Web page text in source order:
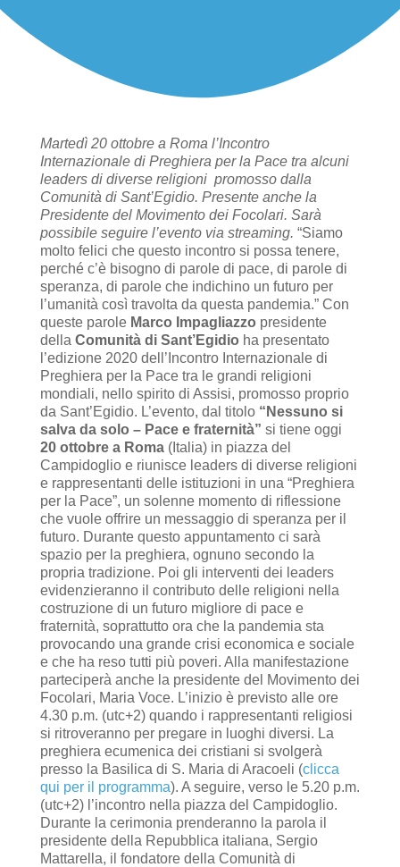
Martedì 20 ottobre a Roma l’Incontro
Internazionale di Preghiera per la Pace tra alcuni
leaders di diverse religioni promosso dalla
Comunità di Sant’Egidio. Presente anche la
Presidente del Movimento dei Focolari. Sarà
possibile seguire l’evento via streaming. “Siamo
molto felici che questo incontro si possa tenere,
perché c’è bisogno di parole di pace, di parole di
speranza, di parole che indichino un futuro per
l’umanità così travolta da questa pandemia.” Con
queste parole Marco Impagliazzo presidente
della Comunità di Sant’Egidio ha presentato
l’edizione 2020 dell’Incontro Internazionale di
Preghiera per la Pace tra le grandi religioni
mondiali, nello spirito di Assisi, promosso proprio
da Sant’Egidio. L’evento, dal titolo “Nessuno si
salva da solo – Pace e fraternità” si tiene oggi
20 ottobre a Roma(Italia) in piazza del
Campidoglio e riunisce leaders di diverse religioni
e rappresentanti delle istituzioni in una “Preghiera
per la Pace”, un solenne momento di riflessione
che vuole offrire un messaggio di speranza per il
futuro. Durante questo appuntamento ci sarà
spazio per la preghiera, ognuno secondo la
propria tradizione. Poi gli interventi dei leaders
evidenzieranno il contributo delle religioni nella
costruzione di un futuro migliore di pace e
fraternità, soprattutto ora che la pandemia sta
provocando una grande crisi economica e sociale
e che ha reso tutti più poveri. Alla manifestazione
parteciperà anche la presidente del Movimento dei
Focolari, Maria Voce. L’inizio è previsto alle ore
4.30 p.m. (utc+2) quando i rappresentanti religiosi
si ritroveranno per pregare in luoghi diversi. La
preghiera ecumenica dei cristiani si svolgerà
presso la Basilica di S. Maria di Aracoeli (clicca
qui per il programma). A seguire, verso le 5.20 p.m.
(utc+2) l’incontro nella piazza del Campidoglio.
Durante la cerimonia prenderanno la parola il
presidente della Repubblica italiana, Sergio
Mattarella, il fondatore della Comunità di